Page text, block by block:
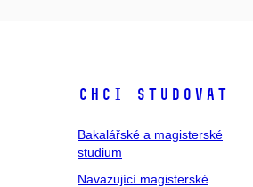
Chci studovat
Bakalářské a magisterské
studium
Navazující magisterské